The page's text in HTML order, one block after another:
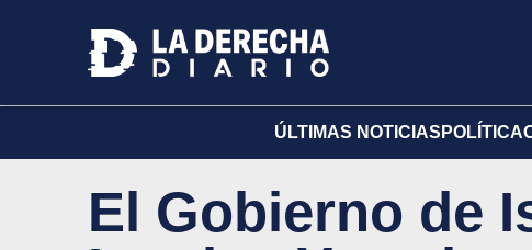
ÚLTIMAS NOTICIAS POLÍTICA
El Gobierno de